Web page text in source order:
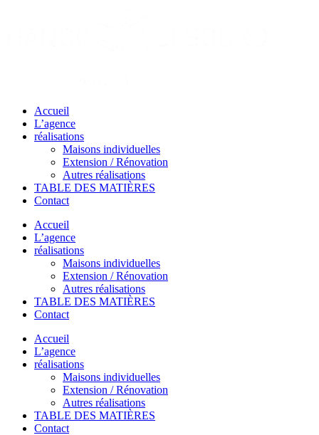
Accueil
L’agence
réalisations
Maisons individuelles
Extension / Rénovation
Autres réalisations
TABLE DES MATIÈRES
Contact
Accueil
L’agence
réalisations
Maisons individuelles
Extension / Rénovation
Autres réalisations
TABLE DES MATIÈRES
Contact
Accueil
L’agence
réalisations
Maisons individuelles
Extension / Rénovation
Autres réalisations
TABLE DES MATIÈRES
Contact